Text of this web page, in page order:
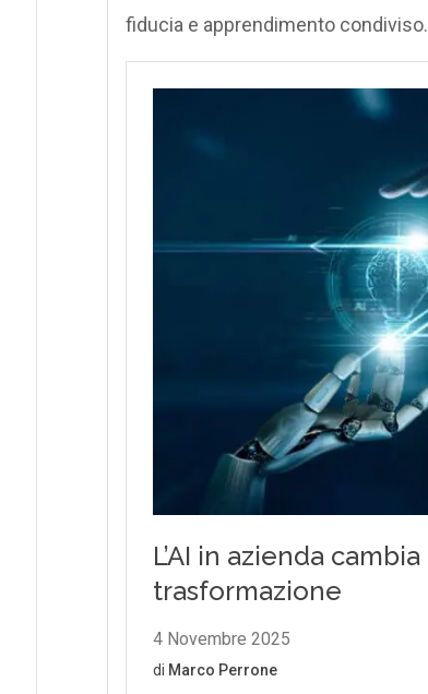
fiducia e apprendimento condiviso.